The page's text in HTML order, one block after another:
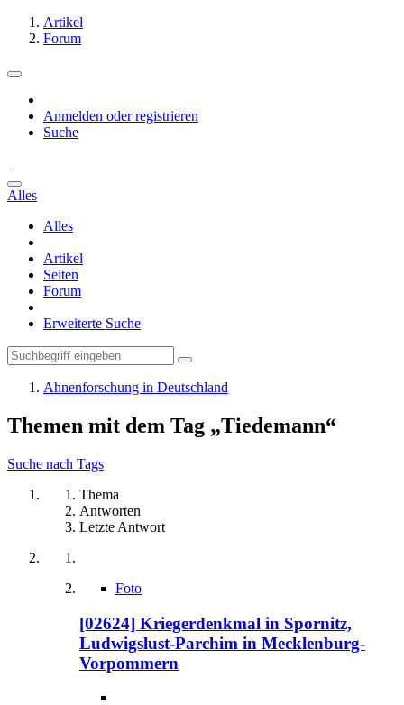
Artikel
Forum
Anmelden oder registrieren
Suche
Alles
Alles
Artikel
Seiten
Forum
Erweiterte Suche
Ahnenforschung in Deutschland
Themen mit dem Tag „Tiedemann“
Suche nach Tags
Thema
Antworten
Letzte Antwort
Foto
[02624] Kriegerdenkmal in Spornitz,
Ludwigslust-Parchim in Mecklenburg-
Vorpommern